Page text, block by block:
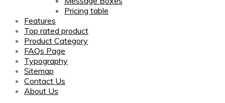
Pricing table
Features
Top rated product
Product Category
FAQs Page
Typography
Sitemap
Contact Us
About Us